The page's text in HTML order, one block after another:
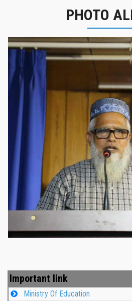
PHOTO
নবীনবরণ -
Important link
Ministry Of Education